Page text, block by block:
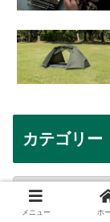
カテゴリー
メニュー ホ